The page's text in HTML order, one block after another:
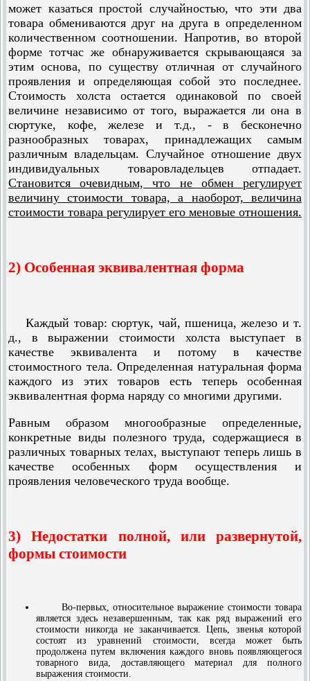
может казаться простой случайностью, что эти два
товара обмениваются друг на друга в определенном
количественном соотношении. Напротив, во второй
форме тотчас же обнаруживается скрывающаяся за
этим основа, по существу отличная от случайного
проявления и определяющая собой это последнее.
Стоимость холста остается одинаковой по своей
величине независимо от того, выражается ли она в
сюртуке, кофе, железе и т.д., - в бесконечно
разнообразных товарах, принадлежащих самым
различным владельцам. Случайное отношение двух
индивидуальных товаровладельцев отпадает.
Становится очевидным, что не обмен регулирует
величину стоимости товара, а наоборот, величина
стоимости товара регулирует его меновые отношения.
2) Особенная эквивалентная форма
Каждый товар: сюртук, чай, пшеница, железо и т.
д., в выражении стоимости холста выступает в
качестве эквивалента и потому в качестве
стоимостного тела. Определенная натуральная форма
каждого из этих товаров есть теперь особенная
эквивалентная форма наряду со многими другими.
Равным образом многообразные определенные,
конкретные виды полезного труда, содержащиеся в
различных товарных телах, выступают теперь лишь в
качестве особенных форм осуществления и
проявления человеческого труда вообще.
3) Недостатки полной, или развернутой,
формы стоимости
Во-первых, относительное выражение стоимости товара
является здесь незавершенным, так как ряд выражений его
стоимости никогда не заканчивается. Цепь, звенья которой
состоят из уравнений стоимости, всегда может быть
продолжена путем включения каждого вновь появляющегося
товарного вида, доставляющего материал для полного
выражения стоимости.